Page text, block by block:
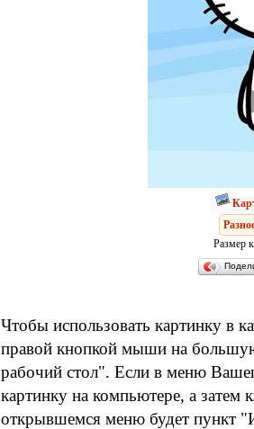
Размер
Чтобы использовать картинку в
правой кнопкой мыши на
рабочий стол". Если в меню
картинку на компьютере, а затем
открывшемся меню будет пункт